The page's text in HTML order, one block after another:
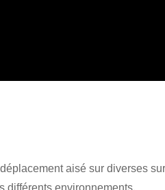
aisé sur diverses